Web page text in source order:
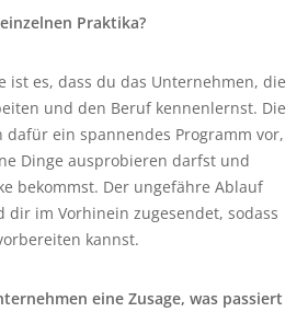
Praktika?
ist es, dass du das Unternehmen, die
und den Beruf kennenlernst. Die
ein spannendes Programm vor,
Dinge ausprobieren darfst und
bekommst. Der ungefähre Ablauf
dir im Vorhinein zugesendet, sodass
kannst.
eine Zusage, was passiert